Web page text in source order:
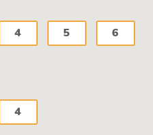
4 5 6
4